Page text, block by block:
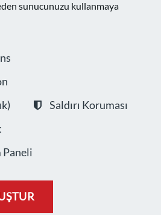
sunucunuzu kullanmaya
Saldırı Koruması
Paneli